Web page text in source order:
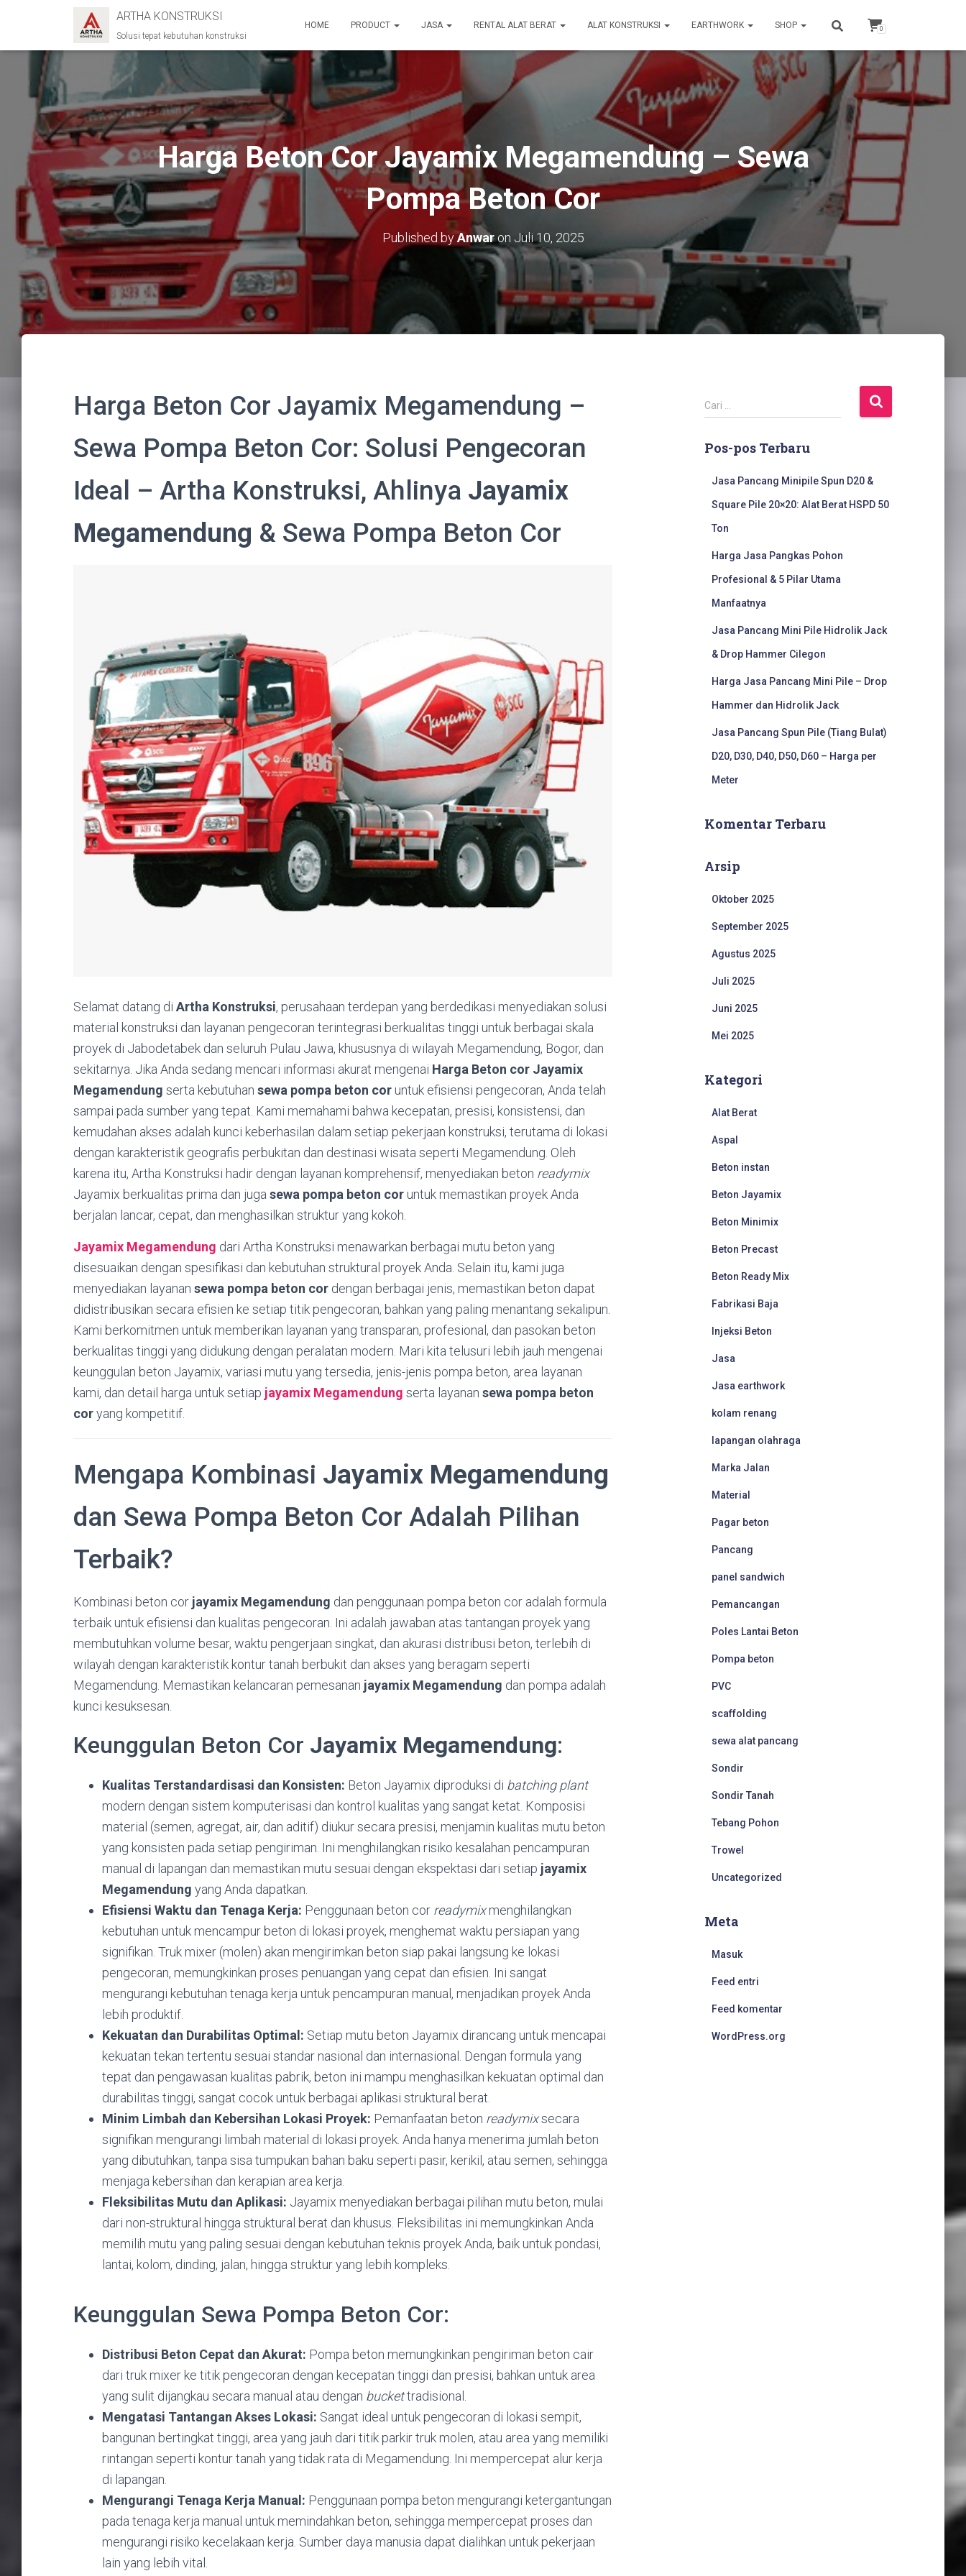
ARTHA KONSTRUKSI
Solusi tepat kebutuhan konstruksi
HOME PRODUCT JASA RENTAL ALAT BERAT ALAT KONSTRUKSI EARTHWORK SHOP 0
Harga Beton Cor Jayamix Megamendung – Sewa
Pompa Beton Cor
Published byAnwaron Juli 10, 2025
Harga Beton Cor Jayamix Megamendung –
Sewa Pompa Beton Cor: Solusi Pengecoran
Ideal – Artha Konstruksi, Ahlinya Jayamix
Megamendung & Sewa Pompa Beton Cor
Selamat datang di Artha Konstruksi, perusahaan terdepan yang berdedikasi menyediakan solusi
material konstruksi dan layanan pengecoran terintegrasi berkualitas tinggi untuk berbagai skala
proyek di Jabodetabek dan seluruh Pulau Jawa, khususnya di wilayah Megamendung, Bogor, dan
sekitarnya. Jika Anda sedang mencari informasi akurat mengenai Harga Beton cor Jayamix
Megamendung serta kebutuhan sewa pompa beton cor untuk efisiensi pengecoran, Anda telah
sampai pada sumber yang tepat. Kami memahami bahwa kecepatan, presisi, konsistensi, dan
kemudahan akses adalah kunci keberhasilan dalam setiap pekerjaan konstruksi, terutama di lokasi
dengan karakteristik geografis perbukitan dan destinasi wisata seperti Megamendung. Oleh
karena itu, Artha Konstruksi hadir dengan layanan komprehensif, menyediakan beton readymix
Jayamix berkualitas prima dan juga sewa pompa beton cor untuk memastikan proyek Anda
berjalan lancar, cepat, dan menghasilkan struktur yang kokoh.
Jayamix Megamendung dari Artha Konstruksi menawarkan berbagai mutu beton yang
disesuaikan dengan spesifikasi dan kebutuhan struktural proyek Anda. Selain itu, kami juga
menyediakan layanan sewa pompa beton cor dengan berbagai jenis, memastikan beton dapat
didistribusikan secara efisien ke setiap titik pengecoran, bahkan yang paling menantang sekalipun.
Kami berkomitmen untuk memberikan layanan yang transparan, profesional, dan pasokan beton
berkualitas tinggi yang didukung dengan peralatan modern. Mari kita telusuri lebih jauh mengenai
keunggulan beton Jayamix, variasi mutu yang tersedia, jenis-jenis pompa beton, area layanan
kami, dan detail harga untuk setiap jayamix Megamendung serta layanan sewa pompa beton
coryang kompetitif.
Mengapa Kombinasi Jayamix Megamendung
dan Sewa Pompa Beton Cor Adalah Pilihan
Terbaik?
Kombinasi beton cor jayamix Megamendung dan penggunaan pompa beton cor adalah formula
terbaik untuk efisiensi dan kualitas pengecoran. Ini adalah jawaban atas tantangan proyek yang
membutuhkan volume besar, waktu pengerjaan singkat, dan akurasi distribusi beton, terlebih di
wilayah dengan karakteristik kontur tanah berbukit dan akses yang beragam seperti
Megamendung. Memastikan kelancaran pemesanan jayamix Megamendung dan pompa adalah
kunci kesuksesan.
Keunggulan Beton Cor Jayamix Megamendung:
Kualitas Terstandardisasi dan Konsisten: Beton Jayamix diproduksi di batching plant
modern dengan sistem komputerisasi dan kontrol kualitas yang sangat ketat. Komposisi
material (semen, agregat, air, dan aditif) diukur secara presisi, menjamin kualitas mutu beton
yang konsisten pada setiap pengiriman. Ini menghilangkan risiko kesalahan pencampuran
manual di lapangan dan memastikan mutu sesuai dengan ekspektasi dari setiap jayamix
Megamendung yang Anda dapatkan.
Efisiensi Waktu dan Tenaga Kerja: Penggunaan beton cor readymixmenghilangkan
kebutuhan untuk mencampur beton di lokasi proyek, menghemat waktu persiapan yang
signifikan. Truk mixer (molen) akan mengirimkan beton siap pakai langsung ke lokasi
pengecoran, memungkinkan proses penuangan yang cepat dan efisien. Ini sangat
mengurangi kebutuhan tenaga kerja untuk pencampuran manual, menjadikan proyek Anda
lebih produktif.
Kekuatan dan Durabilitas Optimal: Setiap mutu beton Jayamix dirancang untuk mencapai
kekuatan tekan tertentu sesuai standar nasional dan internasional. Dengan formula yang
tepat dan pengawasan kualitas pabrik, beton ini mampu menghasilkan kekuatan optimal dan
durabilitas tinggi, sangat cocok untuk berbagai aplikasi struktural berat.
Minim Limbah dan Kebersihan Lokasi Proyek: Pemanfaatan beton readymixsecara
signifikan mengurangi limbah material di lokasi proyek. Anda hanya menerima jumlah beton
yang dibutuhkan, tanpa sisa tumpukan bahan baku seperti pasir, kerikil, atau semen, sehingga
menjaga kebersihan dan kerapian area kerja.
Fleksibilitas Mutu dan Aplikasi: Jayamix menyediakan berbagai pilihan mutu beton, mulai
dari non-struktural hingga struktural berat dan khusus. Fleksibilitas ini memungkinkan Anda
memilih mutu yang paling sesuai dengan kebutuhan teknis proyek Anda, baik untuk pondasi,
lantai, kolom, dinding, jalan, hingga struktur yang lebih kompleks.
Keunggulan Sewa Pompa Beton Cor:
Distribusi Beton Cepat dan Akurat: Pompa beton memungkinkan pengiriman beton cair
dari truk mixer ke titik pengecoran dengan kecepatan tinggi dan presisi, bahkan untuk area
yang sulit dijangkau secara manual atau dengan buckettradisional.
Mengatasi Tantangan Akses Lokasi: Sangat ideal untuk pengecoran di lokasi sempit,
bangunan bertingkat tinggi, area yang jauh dari titik parkir truk molen, atau area yang memiliki
rintangan seperti kontur tanah yang tidak rata di Megamendung. Ini mempercepat alur kerja
di lapangan.
Mengurangi Tenaga Kerja Manual: Penggunaan pompa beton mengurangi ketergantungan
pada tenaga kerja manual untuk memindahkan beton, sehingga mempercepat proses dan
mengurangi risiko kecelakaan kerja. Sumber daya manusia dapat dialihkan untuk pekerjaan
lain yang lebih vital.
C
a
i
Cari …
Pos-pos Terbaru
Jasa Pancang Minipile Spun D20 &
Square Pile 20×20: Alat Berat HSPD 50
Ton
Harga Jasa Pangkas Pohon
Profesional & 5 Pilar Utama
Manfaatnya
Jasa Pancang Mini Pile Hidrolik Jack
& Drop Hammer Cilegon
Harga Jasa Pancang Mini Pile – Drop
Hammer dan Hidrolik Jack
Jasa Pancang Spun Pile (Tiang Bulat)
D20, D30, D40, D50, D60 – Harga per
Meter
Komentar Terbaru
Arsip
Oktober 2025
September 2025
Agustus 2025
Juli 2025
Juni 2025
Mei 2025
Kategori
Alat Berat
Aspal
Beton instan
Beton Jayamix
Beton Minimix
Beton Precast
Beton Ready Mix
Fabrikasi Baja
Injeksi Beton
Jasa
Jasa earthwork
kolam renang
lapangan olahraga
Marka Jalan
Material
Pagar beton
Pancang
panel sandwich
Pemancangan
Poles Lantai Beton
Pompa beton
PVC
scaffolding
sewa alat pancang
Sondir
Sondir Tanah
Tebang Pohon
Trowel
Uncategorized
Meta
Masuk
Feed entri
Feed komentar
WordPress.org